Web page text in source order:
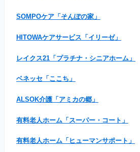
SOMPOケア「そんぽの家」
HITOWAケアサービス「イリーゼ」
レイクス21「プラチナ・シニアホーム」
ベネッセ「ここち」
ALSOK介護「アミカの郷」
有料老人ホーム「スーパー・コート」
有料老人ホーム「ヒューマンサポート」